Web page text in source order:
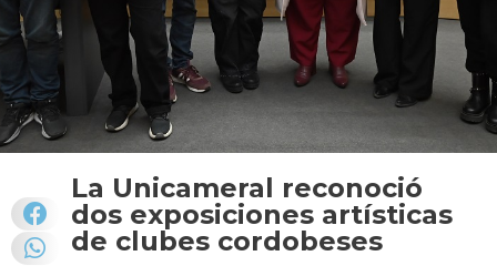
La Unicameral reconoció
dos exposiciones artísticas
de clubes cordobeses